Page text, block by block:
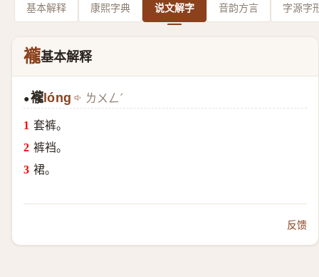
基本解释 康熙字典 说文解字 音韵方言 字源字
襱基本解释
●襱 lóng ㄌㄨㄥˊ
套裤。
裤裆。
裙。
反馈